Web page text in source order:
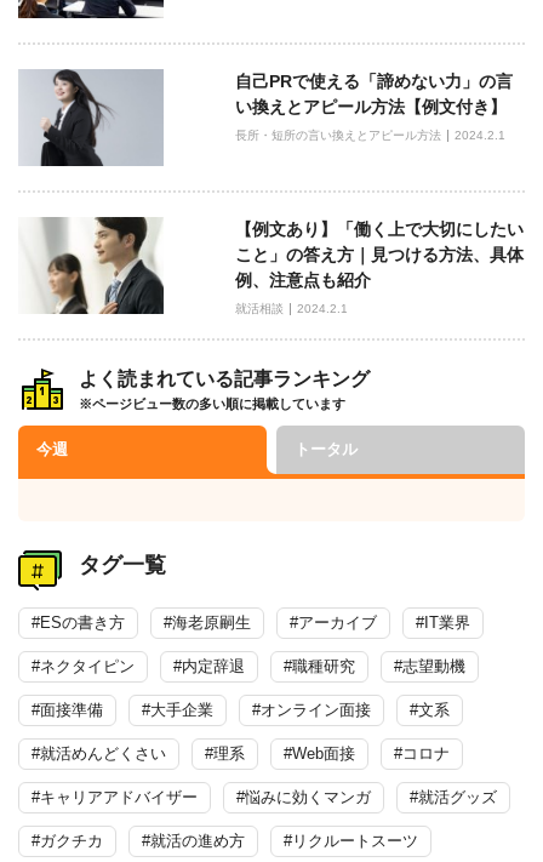
自己PRで使える「諦めない力」の言
い換えとアピール方法【例文付き】
長所・短所の言い換えとアピール方法 2024.2.1
【例文あり】「働く上で大切にしたい
こと」の答え方｜見つける方法、具体
例、注意点も紹介
就活相談 2024.2.1
よく読まれている記事ランキング
※ページビュー数の多い順に掲載しています
今週 トータル
タグ一覧
#ESの書き方 #海老原嗣生 #アーカイブ #IT業界
#ネクタイピン #内定辞退 #職種研究 #志望動機
#面接準備 #大手企業 #オンライン面接 #文系
#就活めんどくさい #理系 #Web面接 #コロナ
#キャリアアドバイザー #悩みに効くマンガ #就活グッズ
#ガクチカ #就活の進め方 #リクルートスーツ